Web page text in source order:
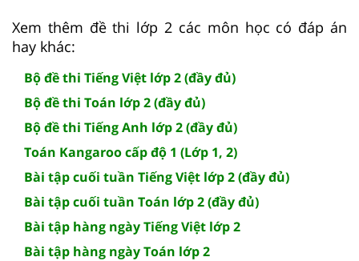
Xem thêm đề thi lớp 2 các môn học có đáp án
hay khác:
Bộ đề thi Tiếng Việt lớp 2 (đầy đủ)
Bộ đề thi Toán lớp 2 (đầy đủ)
Bộ đề thi Tiếng Anh lớp 2 (đầy đủ)
Toán Kangaroo cấp độ 1 (Lớp 1, 2)
Bài tập cuối tuần Tiếng Việt lớp 2 (đầy đủ)
Bài tập cuối tuần Toán lớp 2 (đầy đủ)
Bài tập hàng ngày Tiếng Việt lớp 2
Bài tập hàng ngày Toán lớp 2